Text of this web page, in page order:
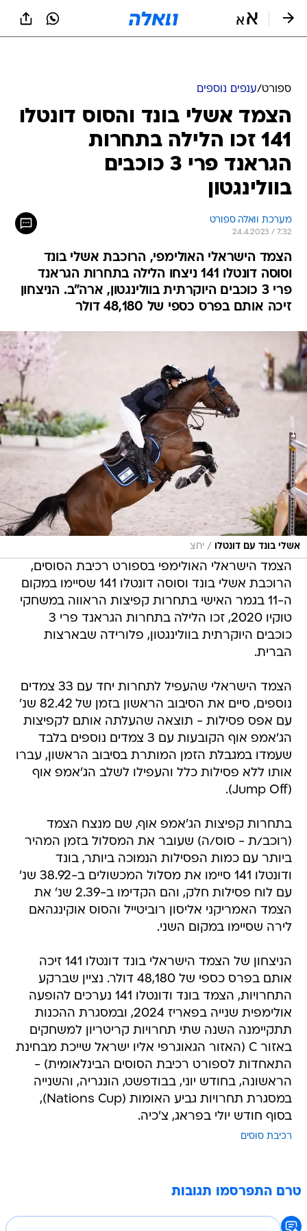
ספורט/ענפים נוספים
הצמד אשלי בונד והסוס דונטלו
141 זכו הלילה בתחרות
הגראנד פרי 3 כוכבים
בוולינגטון
מערכת וואלה ספורט
24.4.2023 / 7:32
הצמד הישראלי האולימפי, הרוכבת אשלי בונד
וסוסה דונטלו 141 ניצחו הלילה בתחרות הגראנד
פרי 3 כוכבים היוקרתית בוולינגטון, ארה"ב. הניצחון
זיכה אותם בפרס כספי של 48,180 דולר
אשלי בונד עם דונטלו / יחצ
הצמד הישראלי האולימפי בספורט רכיבת הסוסים,
הרוכבת אשלי בונד וסוסה דונטלו 141 שסיימו במקום
ה-11 בגמר האישי בתחרות קפיצות הראווה במשחקי
טוקיו 2020, זכו הלילה בתחרות הגראנד פרי 3
כוכבים היוקרתית בוולינגטון, פלורידה שבארצות
הברית.
הצמד הישראלי שהעפיל לתחרות יחד עם 33 צמדים
נוספים, סיים את הסיבוב הראשון בזמן של 82.42 שנ'
עם אפס פסילות - תוצאה שהעלתה אותם לקפיצות
הג'אמפ אוף הקובעות עם 3 צמדים נוספים בלבד
שעמדו במגבלת הזמן המותרת בסיבוב הראשון, עברו
אותו ללא פסילות כלל והעפילו לשלב הג'אמפ אוף
(Jump Off).
בתחרות קפיצות הג'אמפ אוף, שם מנצח הצמד
(רוכב/ת - סוס/ה) שעובר את המסלול בזמן המהיר
ביותר עם כמות הפסילות הנמוכה ביותר, בונד
ודונטלו 141 סיימו את מסלול המכשולים ב-38.92 שנ'
עם לוח פסילות חלק, והם הקדימו ב-2.39 שנ' את
הצמד האמריקני אליסון רוביטייל והסוס אוקינגהאם
לירה שסיימו במקום השני.
הניצחון של הצמד הישראלי בונד דונטלו 141 זיכה
אותם בפרס כספי של 48,180 דולר. נציין שברקע
התחרויות, הצמד בונד ודונטלו 141 נערכים להופעה
אולימפית שנייה בפאריז 2024, ובמסגרת ההכנות
תתקיימנה השנה שתי תחרויות קריטריון למשחקים
באזור C (האזור הגאוגרפי אליו ישראל שייכת מבחינת
התאחדות לספורט רכיבת הסוסים הבינלאומית) -
הראשונה, בחודש יוני, בבודפשט, הונגריה, והשנייה
במסגרת תחרויות גביע האומות (Nations Cup),
בסוף חודש יולי בפראג, צ'כיה.
רכיבת סוסים
טרם התפרסמו תגובות